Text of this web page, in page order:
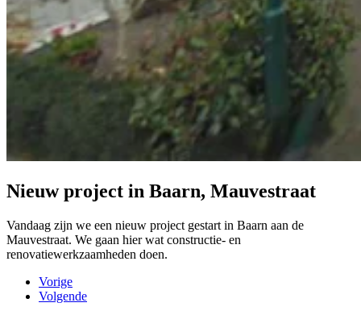
Nieuw project in Baarn, Mauvestraat
Vandaag zijn we een nieuw project gestart in Baarn aan de
Mauvestraat. We gaan hier wat constructie- en
renovatiewerkzaamheden doen.
Vorige
Volgende